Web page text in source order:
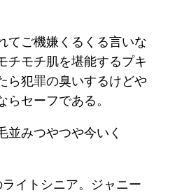
てご機嫌くるくる言いな
チモチ肌を堪能するプキ
ら犯罪の臭いするけどや
らセーフである。
並みつやつや今いく
ライトシニア。ジャニー